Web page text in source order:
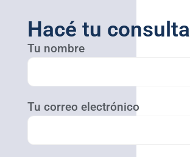
Hacé tu consulta
Tu nombre
Tu correo electrónico